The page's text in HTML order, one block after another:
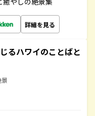
詳細を見る
るハワイのことばと